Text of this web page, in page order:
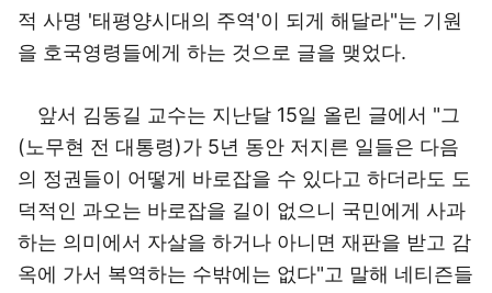
적 사명 '태평양시대의 주역'이 되게 해달라"는 기원
을 호국영령들에게 하는 것으로 글을 맺었다.
앞서 김동길 교수는 지난달 15일 올린 글에서 "그
(노무현 전 대통령)가 5년 동안 저지른 일들은 다음
의 정권들이 어떻게 바로잡을 수 있다고 하더라도 도
덕적인 과오는 바로잡을 길이 없으니 국민에게 사과
하는 의미에서 자살을 하거나 아니면 재판을 받고 감
옥에 가서 복역하는 수밖에는 없다"고 말해 네티즌들